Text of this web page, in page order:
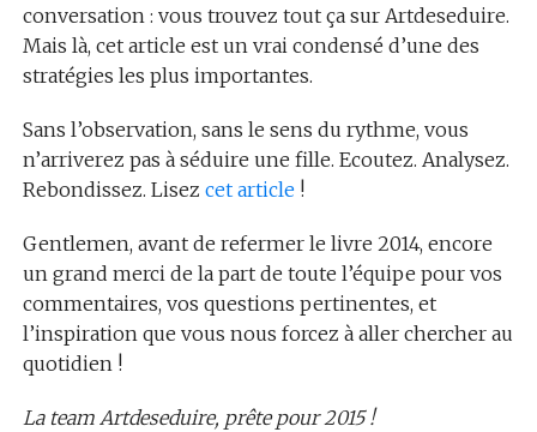
conversation : vous trouvez tout ça sur Artdeseduire.
Mais là, cet article est un vrai condensé d’une des
stratégies les plus importantes.
Sans l’observation, sans le sens du rythme, vous
n’arriverez pas à séduire une fille. Ecoutez. Analysez.
Rebondissez. Lisez cet article !
Gentlemen, avant de refermer le livre 2014, encore
un grand merci de la part de toute l’équipe pour vos
commentaires, vos questions pertinentes, et
l’inspiration que vous nous forcez à aller chercher au
quotidien !
La team Artdeseduire, prête pour 2015 !